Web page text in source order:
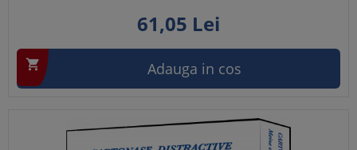
61,05 Lei
 Adauga in cos